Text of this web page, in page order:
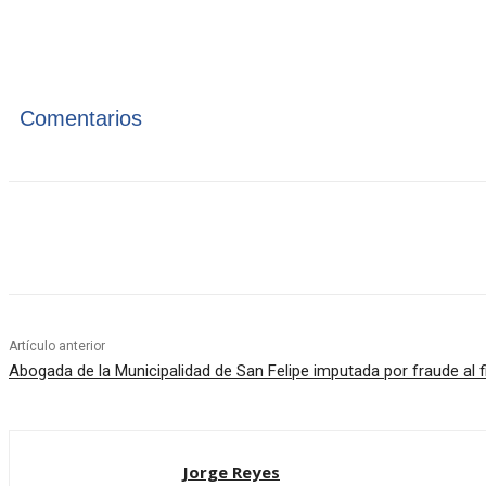
Comentarios
Artículo anterior
Abogada de la Municipalidad de San Felipe imputada por fraude al
Jorge Reyes